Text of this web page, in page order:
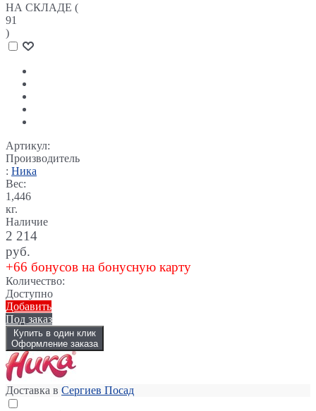
НА СКЛАДЕ (
91
)
Артикул:
Производитель
: Ника
Вес:
1,446
кг.
Наличие
2 214
руб.
+66 бонусов на бонусную карту
Количество:
Доступно
Добавить
Под заказ
Купить в один клик
Оформление заказа
Доставка в Сергиев Посад